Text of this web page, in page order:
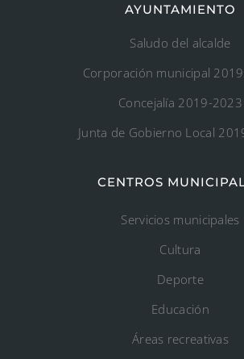
AYUNTAMIENTO
Saludo del alcalde
Corporación municipal
Concejalía 2019-2023
Junta de Gobierno Local
CENTROS
Servicios municipales
Cultura
Deporte
Educación
Áreas recreativas